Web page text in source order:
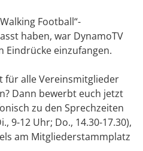
Football“-
haben, war DynamoTV
Eindrücke einzufangen.
für alle Vereinsmitglieder
Dann bewerbt euch jetzt
zu den Sprechzeiten
9-12 Uhr; Do., 14.30-17.30),
am Mitgliederstammplatz